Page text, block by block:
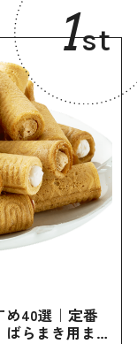
1st
め40選｜定番
らまき用まで